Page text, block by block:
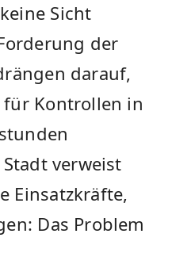
Sicht
der
darauf,
für Kontrollen in
verweist
Einsatzkräfte,
Das Problem